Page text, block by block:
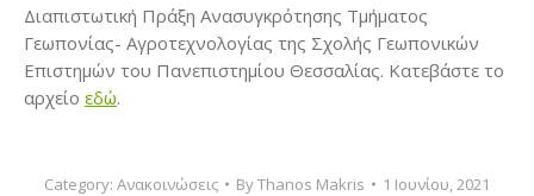
Διαπιστωτική Πράξη Ανασυγκρότησης Τμήματος
Γεωπονίας- Αγροτεχνολογίας της Σχολής Γεωπονικών
Επιστημών του Πανεπιστημίου Θεσσαλίας. Κατεβάστε το
αρχείο εδώ.
Category: Ανακοινώσεις ByThanos Makris 1 Ιουνίου, 2021